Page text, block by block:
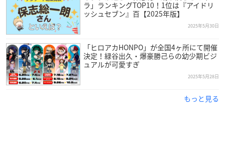
ラ」ランキングTOP10！1位は『アイドリ
ッシュセブン』百【2025年版】
2025年5月30日
「ヒロアカHONPO」が全国4ヶ所にて開催
決定！緑谷出久・爆豪勝己らの幼少期ビジ
ュアルが可愛すぎ
2025年5月28日
もっと見る